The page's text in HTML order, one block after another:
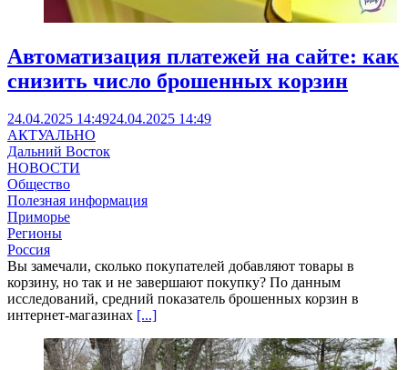
Автоматизация платежей на сайте: как
снизить число брошенных корзин
24.04.2025 14:4924.04.2025 14:49
АКТУАЛЬНО
Дальний Восток
НОВОСТИ
Общество
Полезная информация
Приморье
Регионы
Россия
Вы замечали, сколько покупателей добавляют товары в
корзину, но так и не завершают покупку? По данным
исследований, средний показатель брошенных корзин в
интернет-магазинах [...]